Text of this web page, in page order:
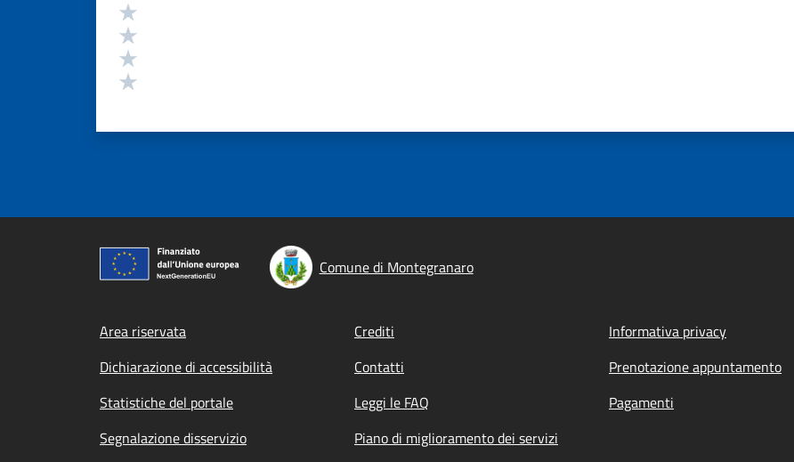
Comune di Montegranaro
Footer menu
Area riservata Crediti Informativa privacy
Dichiarazione di accessibilità
Contatti Prenotazione appuntamento
Statistiche del portale
Leggi le FAQ Pagamenti
Segnalazione disservizio
Piano di miglioramento dei servizi